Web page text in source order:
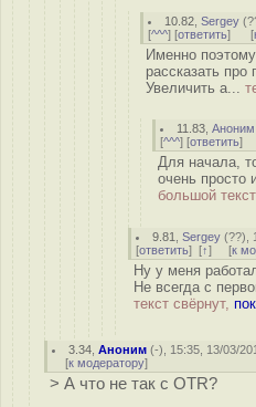
10.82 ,Sergey (
[^^^] [ответить] [
Именно
рассказать
Увеличить a...
11.83 ,Аноним
[^^^] [ответить]
Для начала,
очень просто
большой
9.81 ,Sergey (??),
[ответить] [↑] [к
Ну у меня
Не всегда с
текст свёрнут,
3.34 ,Аноним (-), 15:35, 13/03/
[к модератору]
> А что не так с OTR?